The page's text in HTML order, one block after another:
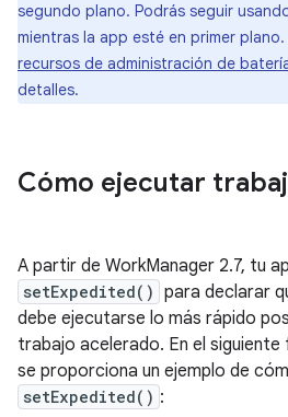
segundo plano. Podrás seguir
mientras la app esté en primer
recursos de administración de
detalles.
Cómo ejecutar
A partir de WorkManager 2.7, tu
setExpedited() para declarar
debe ejecutarse lo más rápido
trabajo acelerado. En el
se proporciona un ejemplo de
setExpedited() :